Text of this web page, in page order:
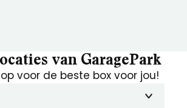
van GaragePark
voor de beste box voor jou!